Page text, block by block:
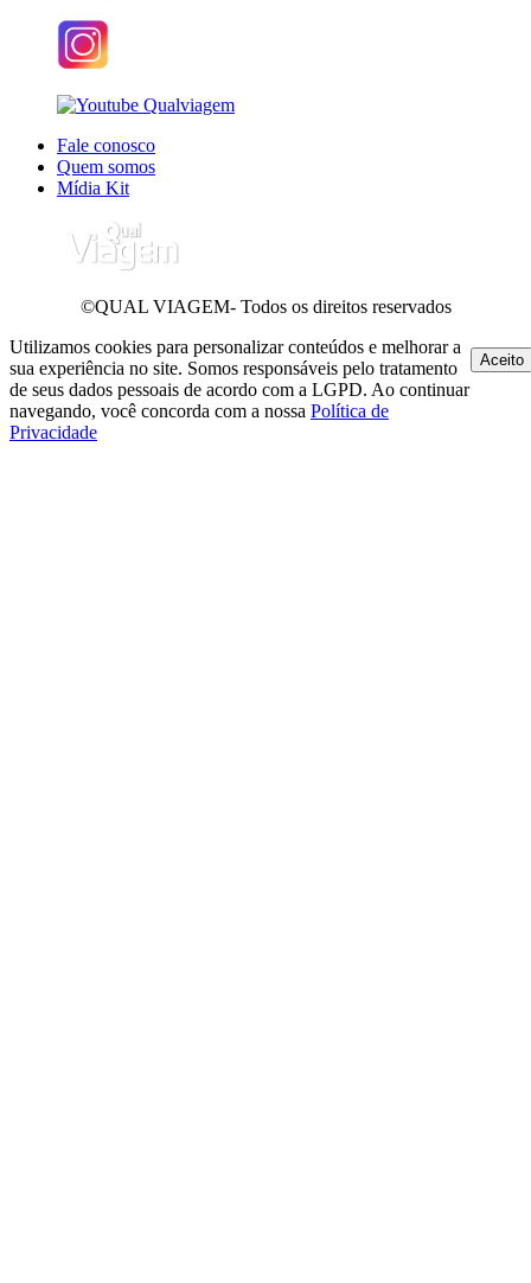
Fale conosco
Quem somos
Mídia Kit
©QUAL VIAGEM- Todos os direitos reservados
Utilizamos cookies para personalizar conteúdos e melhorar a
sua experiência no site. Somos responsáveis pelo tratamento
de seus dados pessoais de acordo com a LGPD. Ao continuar
navegando, você concorda com a nossa Política de
Privacidade
Aceito